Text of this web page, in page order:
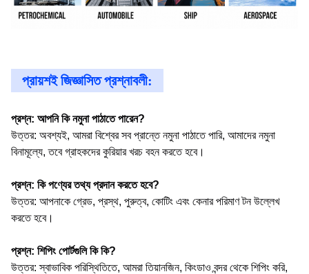
প্রায়শই জিজ্ঞাসিত প্রশ্নাবলী:
প্রশ্ন: আপনি কি নমুনা পাঠাতে পারেন?
উত্তর: অবশ্যই, আমরা বিশ্বের সব প্রান্তে নমুনা পাঠাতে পারি, আমাদের নমুনা
বিনামূল্যে, তবে গ্রাহকদের কুরিয়ার খরচ বহন করতে হবে।
প্রশ্ন: কি পণ্যের তথ্য প্রদান করতে হবে?
উত্তর: আপনাকে গ্রেড, প্রস্থ, পুরুত্ব, কোটিং এবং কেনার পরিমাণ টন উল্লেখ
করতে হবে।
প্রশ্ন: শিপিং পোর্টগুলি কি কি?
উত্তর: স্বাভাবিক পরিস্থিতিতে, আমরা তিয়ানজিন, কিংডাও বন্দর থেকে শিপিং করি,